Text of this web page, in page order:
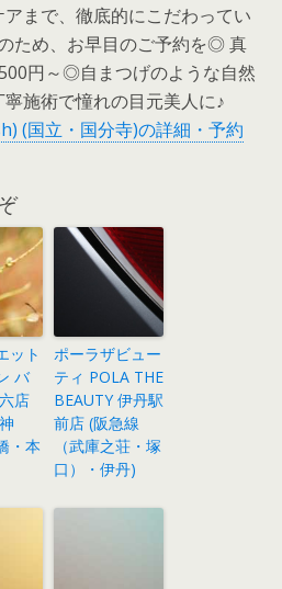
まで、徹底的にこだわってい
ため、お早目のご予約を◎ 真
円～◎自まつげのような自然
施術で憧れの目元美人に♪
(国立・国分寺)の詳細・予約
ット
バ
店
・本
ポーラザビュー
ティ POLA THE
BEAUTY 伊丹駅
前店 (阪急線
（武庫之荘・塚
口）・伊丹)